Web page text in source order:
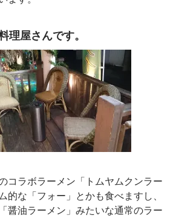
理屋さんです。
コラボラーメン「トムヤムクンラー
的な「フォー」とかも食べますし、
醤油ラーメン」みたいな通常のラー